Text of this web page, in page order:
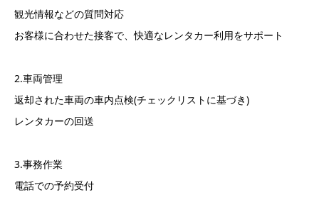
観光情報などの質問対応
お客様に合わせた接客で、快適なレンタカー利用をサポート
2.車両管理
返却された車両の車内点検(チェックリストに基づき)
レンタカーの回送
3.事務作業
電話での予約受付